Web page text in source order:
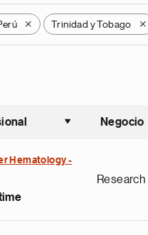
X Trinidad y Tobago X
Negocio
Hematology -
Research